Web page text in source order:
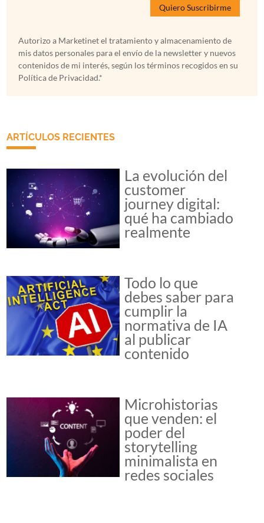
Autorizo a Marketinet el tratamiento y almacenamiento de
mis datos personales para el envío de la newsletter y nuevos
contenidos de mi interés, según los términos recogidos en su
Política de Privacidad.*
ARTÍCULOS RECIENTES
La evolución del
customer
journey digital:
qué ha cambiado
realmente
Todo lo que
debes saber para
cumplir la
normativa de IA
al publicar
contenido
Microhistorias
que venden: el
poder del
storytelling
minimalista en
redes sociales